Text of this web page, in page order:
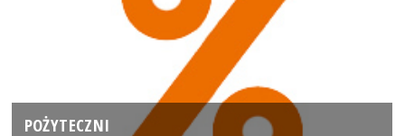
POŻYTECZNI